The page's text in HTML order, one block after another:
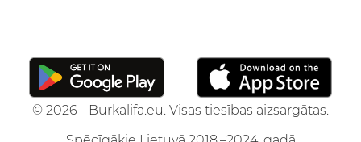
© 2026 - Burkalifa.eu. Visas tiesības aizsargātas.